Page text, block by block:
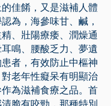
佳餚，又是滋補人體
為，海參味甘、鹹，
、壯陽療痿、潤燥通
鳴、腰酸乏力、夢遺
者，有效防止中樞神
老年性癡呆有明顯治
為滋補食療之品。首